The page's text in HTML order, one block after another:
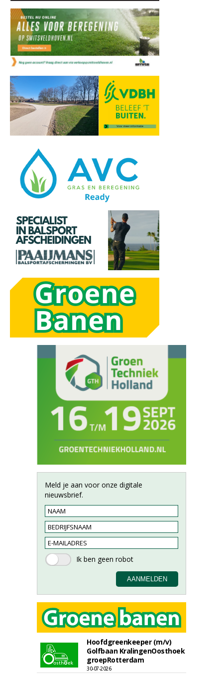
Meld je aan voor onze digitale
nieuwsbrief.
Hoofdgreenkeeper (m/v)
Golfbaan KralingenOosthoek
groepRotterdam
30-07-2026